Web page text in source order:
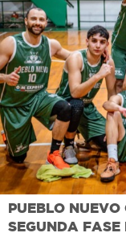
PUEBLO
SEGUNDA FASE